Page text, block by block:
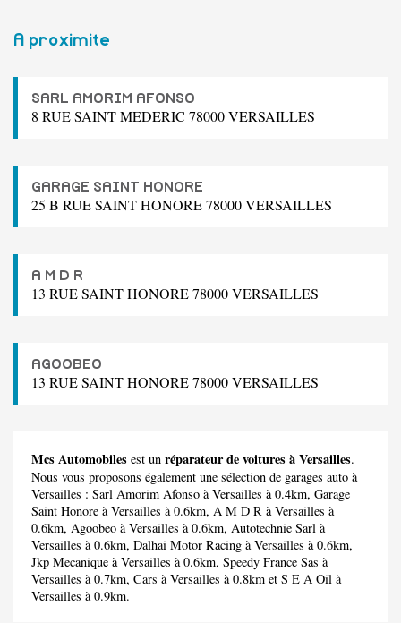
A proximite
SARL AMORIM AFONSO
8 RUE SAINT MEDERIC 78000 VERSAILLES
GARAGE SAINT HONORE
25 B RUE SAINT HONORE 78000 VERSAILLES
A M D R
13 RUE SAINT HONORE 78000 VERSAILLES
AGOOBEO
13 RUE SAINT HONORE 78000 VERSAILLES
Mcs Automobiles est un réparateur de voitures à Versailles.
Nous vous proposons également une sélection de garages auto à
Versailles : Sarl Amorim Afonso à Versailles à 0.4km, Garage
Saint Honore à Versailles à 0.6km, A M D R à Versailles à
0.6km, Agoobeo à Versailles à 0.6km, Autotechnie Sarl à
Versailles à 0.6km, Dalhai Motor Racing à Versailles à 0.6km,
Jkp Mecanique à Versailles à 0.6km, Speedy France Sas à
Versailles à 0.7km, Cars à Versailles à 0.8km et S E A Oil à
Versailles à 0.9km.